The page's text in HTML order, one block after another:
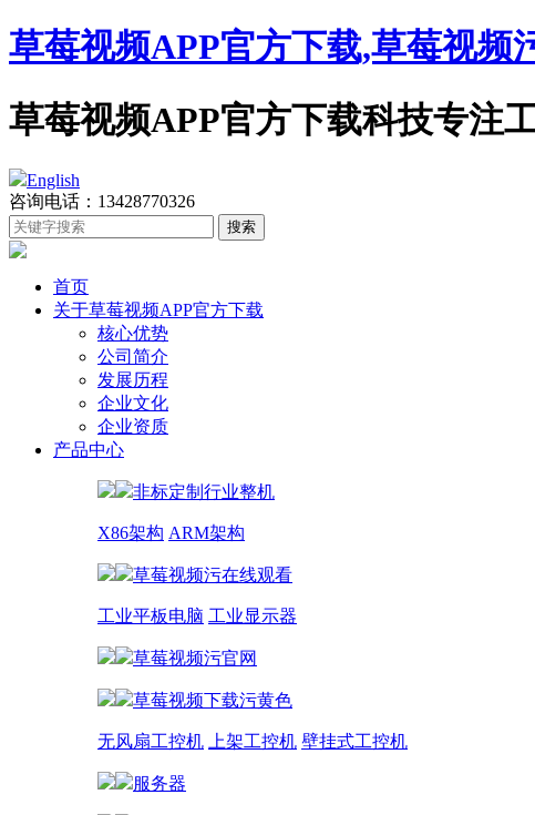
草莓视频APP官方下载,草莓视频
草莓视频APP官方下载科技专注工控
English
咨询电话：13428770326
首页
关于草莓视频APP官方下载
核心优势
公司简介
发展历程
企业文化
企业资质
产品中心
非标定制行业整机
X86架构 ARM架构
草莓视频污在线观看
工业平板电脑 工业显示器
草莓视频污官网
草莓视频下载污黄色
无风扇工控机 上架工控机 壁挂式工控机
服务器